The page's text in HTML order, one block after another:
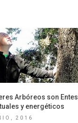
Arbóreos son Entes
y energéticos
2016